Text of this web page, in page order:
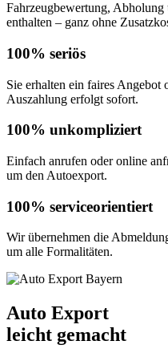
Fahrzeugbewertung,
enthalten – ganz ohne
100% seriös
Sie erhalten ein faires Angebot
Auszahlung erfolgt sofort.
100% unkompliziert
Einfach anrufen oder online
um den Autoexport.
100% serviceorientiert
Wir übernehmen die
um alle Formalitäten.
Auto Export
leicht gemacht